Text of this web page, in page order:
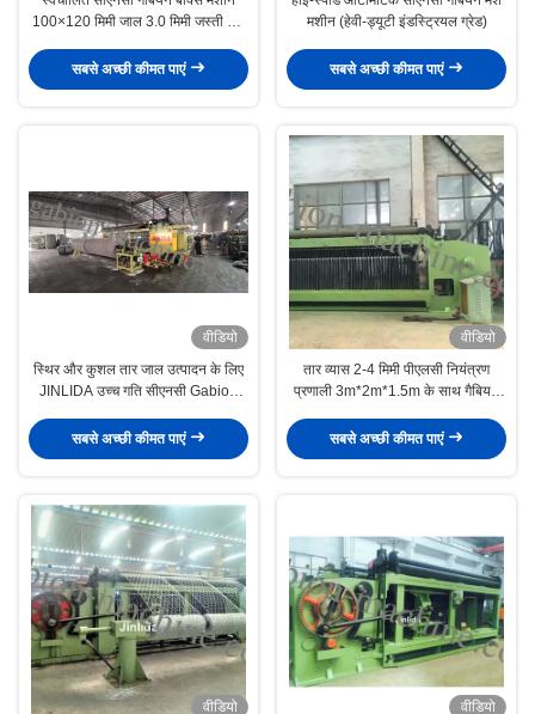
100×120 मिमी जाल 3.0 मिमी जस्ती तार
सबसे अच्छी कीमत पाएं
मशीन (हेवी-ड्यूटी इंडस्ट्रियल ग्रेड)
सबसे अच्छी कीमत पाएं
वीडियो
स्थिर और कुशल तार जाल उत्पादन के लिए
JINLIDA उच्च गति सीएनसी Gabion
सबसे अच्छी कीमत पाएं
वीडियो
तार व्यास 2-4 मिमी पीएलसी नियंत्रण
प्रणाली 3m*2m*1.5m के साथ गैबियन
सबसे अच्छी कीमत पाएं
वीडियो
वीडियो